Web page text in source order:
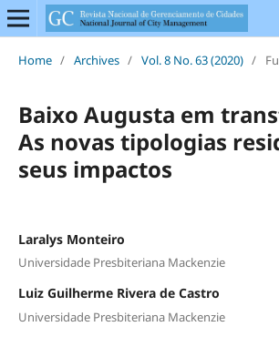
Home / Archives / Vol. 8 No. 63 (2020) /
Baixo Augusta em
As novas tipologias
seus impactos
Laralys Monteiro
Universidade Presbiteriana Mackenzie
Luiz Guilherme Rivera de Castro
Universidade Presbiteriana Mackenzie